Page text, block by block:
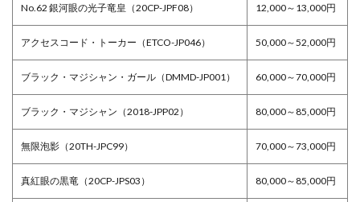
No.62 銀河眼の光子竜皇（20CP-JPF08） 12,000～13,000円
アクセスコード・トーカー（ETCO-JP046） 50,000～52,000円
ブラック・マジシャン・ガール（DMMD-JP001） 60,000～70,000円
ブラック・マジシャン（2018-JPP02） 80,000～85,000円
無限泡影（20TH-JPC99） 70,000～73,000円
真紅眼の黒竜（20CP-JPS03） 80,000～85,000円